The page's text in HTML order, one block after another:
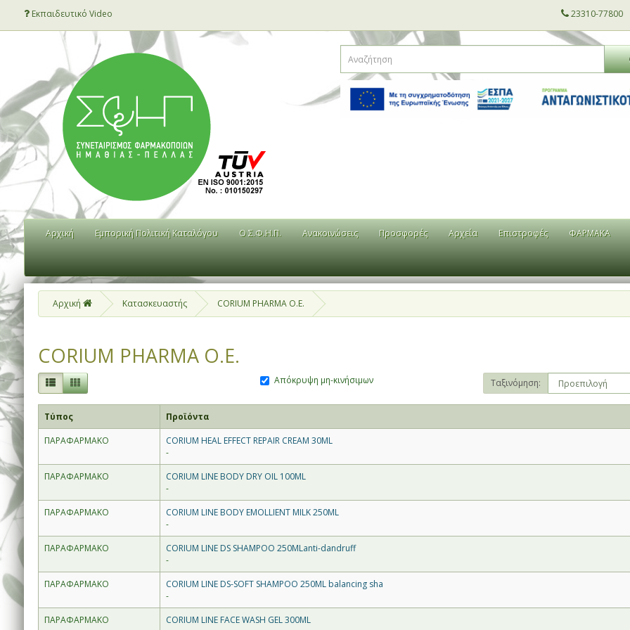
Εκπαιδευτικό Video 23310-77800
Αρχική Εμπορική Πολιτική Καταλόγου Ο Σ.Φ.Η.Π. Ανακοινώσεις Προσφορές Αρχεία Επιστροφές ΦΑΡΜΑΚΑ
Αρχική Κατασκευαστής CORIUM PHARMA O.E.
CORIUM PHARMA O.E.
Απόκρυψη μη-κινήσιμων Ταξινόμηση:
Τύπος
Προϊόντα
ΠΑΡΑΦΑΡΜΑΚΟ
CORIUM HEAL EFFECT REPAIR CREAM 30ML
-
ΠΑΡΑΦΑΡΜΑΚΟ
CORIUM LINE BODY DRY OIL 100ML
-
ΠΑΡΑΦΑΡΜΑΚΟ
CORIUM LINE BODY EMOLLIENT MILK 250ML
-
ΠΑΡΑΦΑΡΜΑΚΟ
CORIUM LINE DS SHAMPOO 250MLanti-dandruff
-
ΠΑΡΑΦΑΡΜΑΚΟ
CORIUM LINE DS-SOFT SHAMPOO 250ML balancing sha
-
ΠΑΡΑΦΑΡΜΑΚΟ
CORIUM LINE FACE WASH GEL 300ML